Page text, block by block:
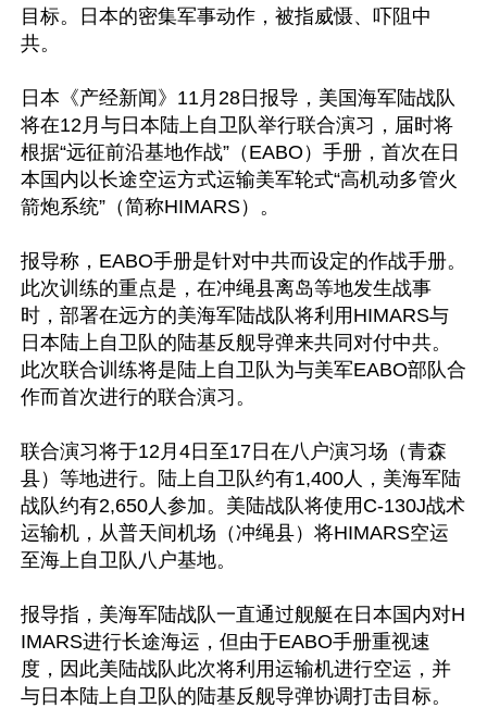
目标。日本的密集军事动作，被指威慑、吓阻中
共。
日本《产经新闻》11月28日报导，美国海军陆战队
将在12月与日本陆上自卫队举行联合演习，届时将
根据“远征前沿基地作战”（EABO）手册，首次在日
本国内以长途空运方式运输美军轮式“高机动多管火
箭炮系统”（简称HIMARS）。
报导称，EABO手册是针对中共而设定的作战手册。
此次训练的重点是，在冲绳县离岛等地发生战事
时，部署在远方的美海军陆战队将利用HIMARS与
日本陆上自卫队的陆基反舰导弹来共同对付中共。
此次联合训练将是陆上自卫队为与美军EABO部队合
作而首次进行的联合演习。
联合演习将于12月4日至17日在八户演习场（青森
县）等地进行。陆上自卫队约有1,400人，美海军陆
战队约有2,650人参加。美陆战队将使用C-130J战术
运输机，从普天间机场（冲绳县）将HIMARS空运
至海上自卫队八户基地。
报导指，美海军陆战队一直通过舰艇在日本国内对H
IMARS进行长途海运，但由于EABO手册重视速
度，因此美陆战队此次将利用运输机进行空运，并
与日本陆上自卫队的陆基反舰导弹协调打击目标。